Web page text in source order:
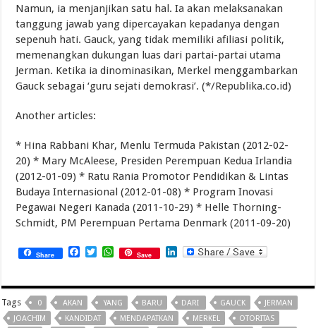
Namun, ia menjanjikan satu hal. Ia akan melaksanakan
tanggung jawab yang dipercayakan kepadanya dengan
sepenuh hati. Gauck, yang tidak memiliki afiliasi politik,
memenangkan dukungan luas dari partai-partai utama
Jerman. Ketika ia dinominasikan, Merkel menggambarkan
Gauck sebagai ‘guru sejati demokrasi’. (*/Republika.co.id)
Another articles:
* Hina Rabbani Khar, Menlu Termuda Pakistan (2012-02-
20) * Mary McAleese, Presiden Perempuan Kedua Irlandia
(2012-01-09) * Ratu Rania Promotor Pendidikan & Lintas
Budaya Internasional (2012-01-08) * Program Inovasi
Pegawai Negeri Kanada (2011-10-29) * Helle Thorning-
Schmidt, PM Perempuan Pertama Denmark (2011-09-20)
Share Facebook
TwitterWhatsApp
Save LinkedIn
Tags 0 AKAN YANG BARU DARI GAUCK
JERMAN
JOACHIM
KANDIDAT MENDAPATKAN MERKEL
OTORITAS